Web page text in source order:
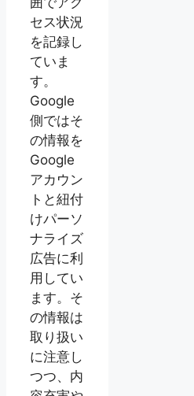
セス状況
を記録し
ていま
す。
Google
側ではそ
の情報を
Google
アカウン
トと紐付
けパーソ
ナライズ
広告に利
用してい
ます。そ
の情報は
取り扱い
に注意し
つつ、内